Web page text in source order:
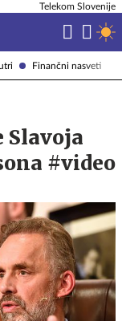
Finančni nasveti
Telekom Slovenije
Slavoja
#video